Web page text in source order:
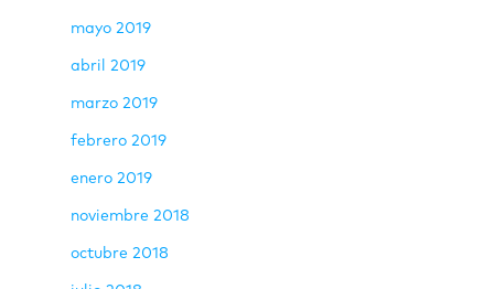
mayo 2019
abril 2019
marzo 2019
febrero 2019
enero 2019
noviembre 2018
octubre 2018